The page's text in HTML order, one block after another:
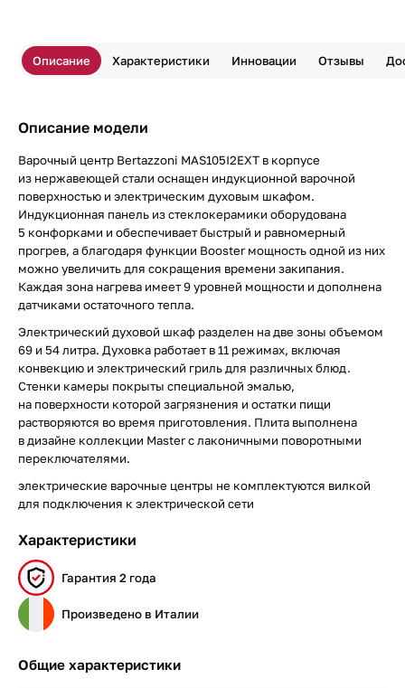
Описание Характеристики Инновации Отзывы
Описание модели
Варочный центр Bertazzoni MAS105I2EXT в корпусе
из нержавеющей стали оснащен индукционной варочной
поверхностью и электрическим духовым шкафом.
Индукционная панель из стеклокерамики оборудована
5 конфорками и обеспечивает быстрый и равномерный
прогрев, а благодаря функции Booster мощность одной из них
можно увеличить для сокращения времени закипания.
Каждая зона нагрева имеет 9 уровней мощности и дополнена
датчиками остаточного тепла.
Электрический духовой шкаф разделен на две зоны объемом
69 и 54 литра. Духовка работает в 11 режимах, включая
конвекцию и электрический гриль для различных блюд.
Стенки камеры покрыты специальной эмалью,
на поверхности которой загрязнения и остатки пищи
растворяются во время приготовления. Плита выполнена
в дизайне коллекции Master с лаконичными поворотными
переключателями.
электрические варочные центры не комплектуются вилкой
для подключения к электрической сети
Характеристики
Гарантия 2 года
Произведено в Италии
Общие характеристики